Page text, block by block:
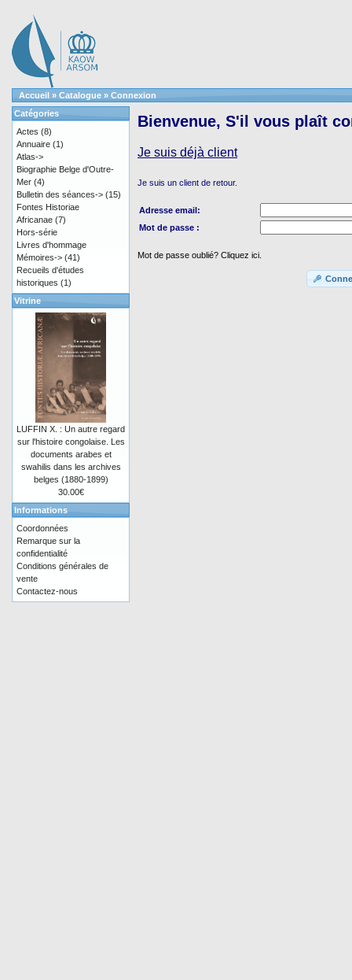
Accueil » Catalogue » Connexion
Bienvenue, S'il vous plaît
Je suis déjà client
Je suis un client de retour.
Adresse email:
Mot de passe :
Mot de passe oublié? Cliquez ici.
Catégories
Actes (8)
Annuaire (1)
Atlas->
Biographie Belge d'Outre-
Mer (4)
Bulletin des séances-> (15)
Fontes Historiae
Africanae (7)
Hors-série
Livres d'hommage
Mémoires-> (41)
Recueils d'études
historiques (1)
Vitrine
LUFFIN X. : Un autre regard
sur l'histoire congolaise. Les
documents arabes et
swahilis dans les archives
belges (1880-1899)
30.00€
Informations
Coordonnées
Remarque sur la
confidentialité
Conditions générales de
vente
Contactez-nous